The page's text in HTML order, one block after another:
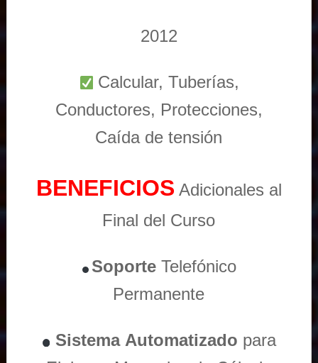
2012
Calcular, Tuberías,
Conductores, Protecciones,
Caída de tensión
BENEFICIOS Adicionales al
Final del Curso
Soporte Telefónico
Permanente
Sistema Automatizado para